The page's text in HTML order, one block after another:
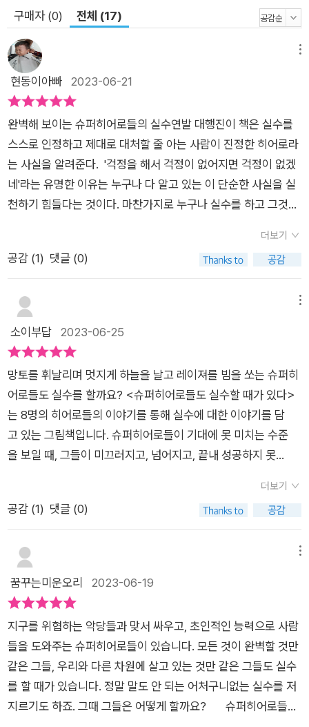
구매자 (0) 전체 (17)
현동이아빠 2023-06-21
​완벽해 보이는 슈퍼히어로들의 실수연발 대행진​​이 책은 실수를
스스로 인정하고 제대로 대처할 줄 아는 사람이 진정한 히어로라
는 사실을 알려준다. '걱정을 해서 걱정이 없어지면 걱정이 없겠
네'라는 유명한 이유는 누구나 다 알고 있는 이 단순한 사실을 실
천하기 힘들다는 것이다. 마찬가지로 누구나 실수를 하고 그것을
거나 실수를 하고 다시는 일어서지 못한 채 주저앉는 경우도 왕왕
있다. ​히어로에 관련된 동화 책 여럿 읽었다. 히어로를 부탁
83260)이웃집 히어로 가족의 비밀 (https://blog.naver.com/
chihanjjang/222257167491)신나게 놀면서 슈퍼 히어로 (htt
ps://blog.naver.com/chihanjjang/221738942515)​​책 맨 앞
스티, 찡, 스래시, 레이저맨)이 지구를 지키는 멋진 모습 뒤에 실
수 연발 하는 모습도 같이 보여준다. 과연 영웅들은 어떤 실수를
하고 또 어떻게 극복을 하는 것일까? 책을 통해 한 번 알아보자.​​​​​
슈퍼히어로들이 기대에 못 미치는 수준을 보일 때, 그들이 미끄러
지고, 넘어지고, 끝내 성공하지 못할 때, 그들은 울거나, 도리질을
치거나, 공정하지 않다고 주장하거나, 망토를 찢으며, 절망에 빠
져 체념할 수도 있다.​​만약 그들이 너무 많은 소금을 사용하여 슈
약 그들이 멍하니 있다가 아무 생각 없이 엉뚱한 사람들을 체포하
면,​하지만 어떻게든 실수로 일을 망쳐 창피한 슈퍼히어로들은 일
단 멈추고 지금 최선의 방법이 무엇인지 생각해 봐야 한다.​​​​​​​만약
그들이 훈련소에서 첫날부터 늦게 일어난다면,만약 그들이 해마
다 열리는 합창 발표회를 망쳤다면,만약 그들이 입어야 할 깨끗한
옷을 준비하지 않았다면,​​하지만 슈퍼히어로들이 자기 실수를 잘
받아들이지 못한다면 그들은 변명하거나, 남의 탓으로 돌리거나,
숨길 방법을 찾을지도 모른다.​​​만약 그들이 우주를 비행하는 동안
행성들을 뚫고 지나가 버리면,만약 그들이 제대로 놓이지 않은 큰
더보기
공감 (1) 댓글 (0)
소이부답 2023-06-25
망토를 휘날리며 멋지게 하늘을 날고 레이져를 빔을 쏘는 슈퍼히
어로들도 실수를 할까요? <슈퍼히어로들도 실수할 때가 있다>
는 8명의 히어로들의 이야기를 통해 실수에 대한 이야기를 담
고 있는 그림책입니다. 슈퍼히어로들이 기대에 못 미치는 수준
을 보일 때, 그들이 미끄러지고, 넘어지고, 끝내 성공하지 못
하거나, 망토를 찢으며, 절망에 빠져 체념할 수도 있습니다. 실수
에 풀이 죽고 투덜거리는 슈퍼히어로들의 모습이 우리들과 별
피한 슈퍼히어로들은 일단 멈추고, 지금 최선의 방법이 무엇인
지 생각해 봅니다. 만약 그들이 입어야 할 깨끗한 옷을 준비하
지 않았다면, 그들은 열심히 부츠를 닦고 머리를 매만질 것입니
은 벼명하거나, 남의 탓으로 돌리거나, 숨길 방법을 찾을 지도 모
릅니다. 대신에 그들은 완벽하긴 어렵다는 것을 잊지 않고, 실수
에 대응할 수 있는 최고의 방법을 선택합니다. 자신의 실수를 고
백하고 책임감을 갖고 대응하는 슈퍼히어로들의 모습이 멋집니
다. 아이들은 <슈퍼히어로들도 실수할 때가 있다>를 보며 슈퍼
더보기
공감 (1) 댓글 (0)
꿈꾸는미운오리 2023-06-19
지구를 위협하는 악당들과 맞서 싸우고, 초인적인 능력으로 사람
들을 도와주는 슈퍼히어로들이 있습니다. 모든 것이 완벽할 것만
같은 그들, 우리와 다른 차원에 살고 있는 것만 같은 그들도 실수
를 할 때가 있습니다. 정말 말도 안 되는 어처구니없는 실수를 저
지르기도 하죠. 그때 그들은 어떻게 할까요? 슈퍼히어로들이